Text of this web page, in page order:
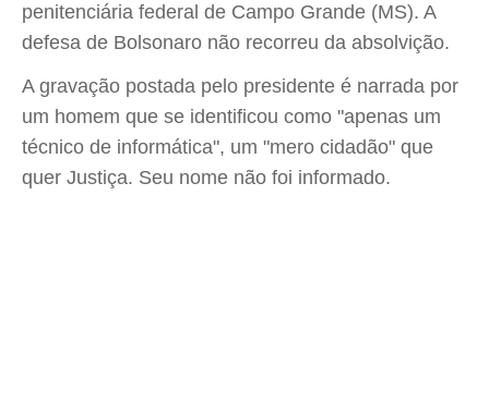
penitenciária federal de Campo Grande (MS). A
defesa de Bolsonaro não recorreu da absolvição.
A gravação postada pelo presidente é narrada por
um homem que se identificou como "apenas um
técnico de informática", um "mero cidadão" que
quer Justiça. Seu nome não foi informado.